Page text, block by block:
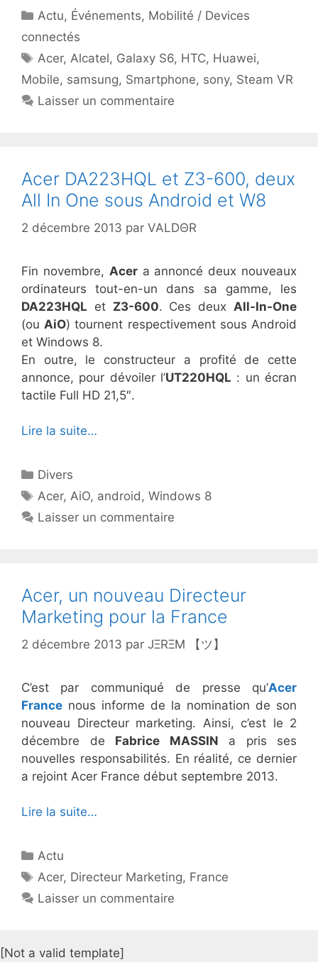
Catégories
Actu, Événements, Mobilité / Devices
connectés
Étiquettes
Acer,Alcatel, Galaxy S6, HTC, Huawei,
Mobile, samsung, Smartphone, sony, Steam VR
Laisser un commentaire
Acer DA223HQL et Z3-600, deux
All In One sous Android et W8
2 décembre 2013 par VALDΘR
Fin novembre, Acera annoncé deux nouveaux
ordinateurs tout-en-un dans sa gamme, les
DA223HQL et Z3-600. Ces deux All-In-One
(ou AiO) tournent respectivement sous Android
et Windows 8.
En outre, le constructeur a profité de cette
annonce, pour dévoiler l’UT220HQL : un écran
tactile Full HD 21,5″.
Lire la suite…
Catégories
Divers
Étiquettes
Acer,AiO, android,Windows 8
Laisser un commentaire
Acer, un nouveau Directeur
Marketing pour la France
2 décembre 2013 par JΞRΞM 【ツ】
C’est par communiqué de presse qu’Acer
France nous informe de la nomination de son
nouveau Directeur marketing. Ainsi, c’est le 2
décembre de Fabrice MASSIN a pris ses
nouvelles responsabilités. En réalité, ce dernier
a rejoint Acer France début septembre 2013.
Lire la suite…
Catégories
Actu
Étiquettes
Acer, Directeur Marketing, France
Laisser un commentaire
[Not a valid template]